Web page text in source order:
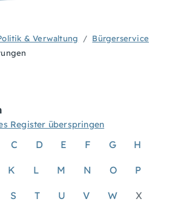
& Verwaltung
Bürgerservice
Register überspringen
C D E F G H
K L M N O P
S T U V W X